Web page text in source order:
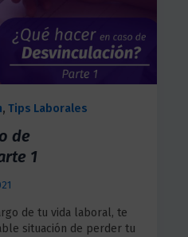
, Tips Laborales
de
1
de tu vida laboral, te
situación de perder tu